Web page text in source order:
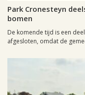
Park Cronesteyn
bomen
De komende tijd is een
afgesloten, omdat de